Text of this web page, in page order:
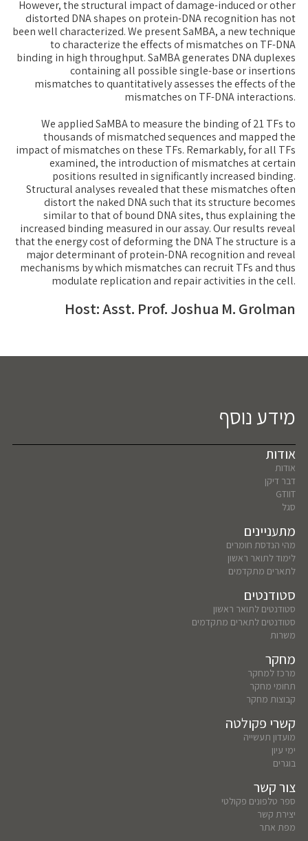
However, the structural impact of damage-induced or other
distorted DNA shapes on protein-DNA recognition has not
been well characterized. We present SaMBA, a new technique
to characterize the effects of mismatches on TF-DNA
binding in high throughput. SaMBA generates DNA duplexes
containing all possible single-base or insertions
mismatches to quantitatively assesses the effects of the
mismatches on TF-DNA interactions.
We applied SaMBA to measure the binding of 21 TFs to
thousands of mismatched sequences and mapped the
impact of mismatches on these TFs. Remarkably, for all TFs
examined, the introduction of mismatches at certain
positions resulted in significantly increased binding.
Structural analyses revealed that these mismatches often
distort the naked DNA such that its structure becomes
similar to that of bound DNA sites, thus explaining the
increased binding measured in our assay. Our results reveal
that the energy cost of deforming the DNA The structure is a
major determinant of protein-DNA recognition and reveal
mechanisms by which mismatches can recruit TFs and thus
modulate replication and repair activities in the cell.
Host: Asst. Prof. Joshua M. Grolman
מידע נוסף
אודות
אודות
דבר דיקן
GTIIT
סגל
מתעניינים
מהי הנדסת חומרים
לימוד לתואר ראשון
לתארים מתקדמים
סטודנטים
סטודנטים לתואר ראשון
סטודנטים לתארים מתקדמים
משרות
מחקר
מרכז למחקר
תחומי מחקר
קבוצות מחקר
קשרי פקולטה
מועדון תעשייה
ימי עיון
בוגרים
צור קשר
ספר טלפונים פקולטי
יצירת קשר
מפת אתר